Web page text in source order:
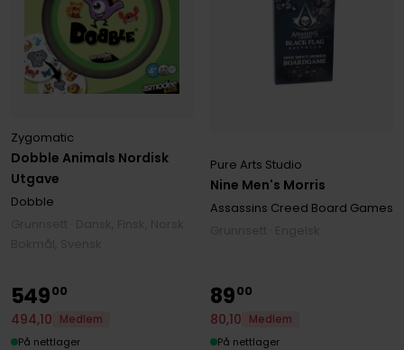
Dobble Animals Nordisk
Utgave
Zygomatic
Dobble
Nine Men's Morris
Pure Arts Studio
Assassins Creed Board Games
54900
494,10
Medlem
På nettlager
8900
80,10
Medlem
På nettlager